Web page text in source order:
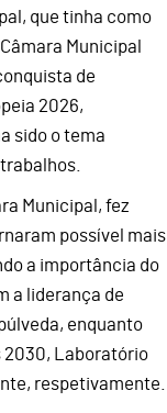
que tinha como
Municipal
de
2026,
sido o tema
Municipal, fez
possível mais
a importância do
a liderança de
enquanto
2030, Laboratório
respetivamente.